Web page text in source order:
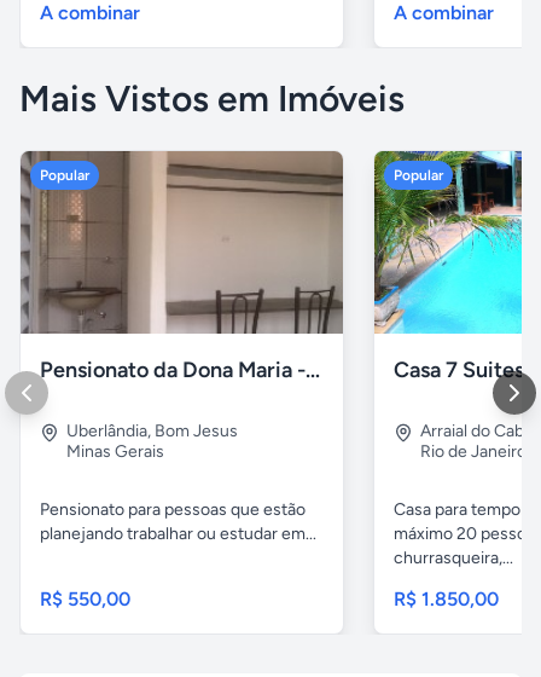
A combinar A combinar
Mais Vistos em Imóveis
Popular
Pensionato da Dona Maria - Uberlândia/MG
Uberlândia, Bom Jesus
Minas Gerais
Pensionato para pessoas que estão
planejando trabalhar ou estudar em...
R$ 550,00
Popular
Arraial do Cabo
Rio de Janeiro
Casa para
máximo 20
churrasqueira,...
R$ 1.850,00